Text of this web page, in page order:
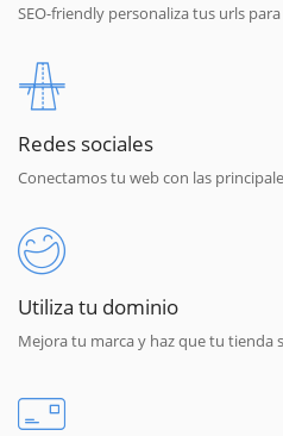
SEO-friendly personaliza tus urls
Redes sociales
Conectamos tu web con las
Utiliza tu dominio
Mejora tu marca y haz que tu tienda